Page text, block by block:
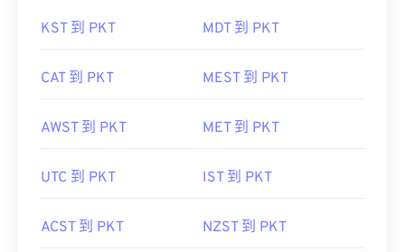
KST 到 PKT MDT 到 PKT
CAT 到 PKT MEST 到 PKT
AWST 到 PKT MET 到 PKT
UTC 到 PKT IST 到 PKT
ACST 到 PKT NZST 到 PKT